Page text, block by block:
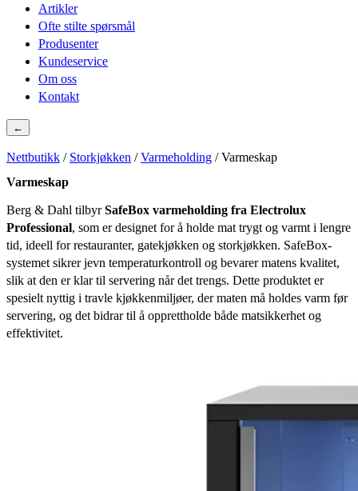
Artikler
Ofte stilte spørsmål
Produsenter
Kundeservice
Om oss
Kontakt
←
Nettbutikk / Storkjøkken /Varmeholding / Varmeskap
Varmeskap
Berg & Dahl tilbyrSafeBox varmeholding fra Electrolux
Professional, som er designet for å holde mat trygt og varmt i lengre
tid, ideell for restauranter, gatekjøkken og storkjøkken. SafeBox-
systemet sikrer jevn temperaturkontroll og bevarer matens kvalitet,
slik at den er klar til servering når det trengs. Dette produktet er
spesielt nyttig i travle kjøkkenmiljøer, der maten må holdes varm før
servering, og det bidrar til å opprettholde både matsikkerhet og
effektivitet.